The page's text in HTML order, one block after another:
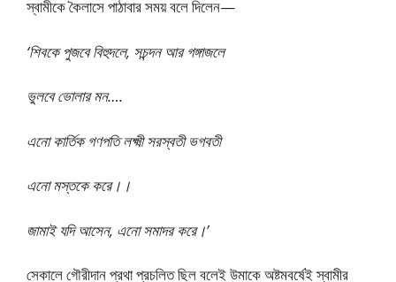
স্বামীকে কৈলাসে পাঠাবার সময় বলে দিলেন—
‘শিবকে পুজবে বিহুদলে, সচন্দন আর গঙ্গাজলে
ভুলবে ভোলার মন….
এনো কার্তিক গণপতি লক্ষ্মী সরস্বতী ভগবতী
এনো মস্তকে করে।।
জামাই যদি আসেন, এনো সমাদর করে।’
সেকালে গৌরীদান প্রথা প্রচলিত ছিল বলেই উমাকে অষ্টমবর্ষেই স্বামীর